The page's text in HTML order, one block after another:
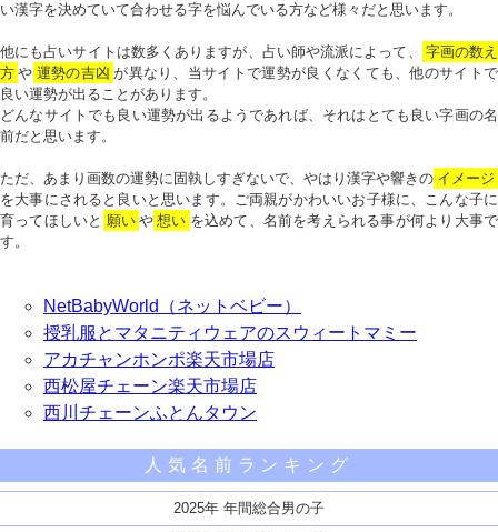
い漢字を決めていて合わせる字を悩んでいる方など様々だと思います。
他にも占いサイトは数多くありますが、占い師や流派によって、
字画の数え
方 や 運勢の吉凶 が異なり、当サイトで運勢が良くなくても、他のサイトで
良い運勢が出ることがあります。
どんなサイトでも良い運勢が出るようであれば、それはとても良い字画の名
前だと思います。
ただ、あまり画数の運勢に固執しすぎないで、やはり漢字や響きの イメージ
を大事にされると良いと思います。ご両親がかわいいお子様に、こんな子に
育ってほしいと 願い や 想い を込めて、名前を考えられる事が何より大事で
す。
NetBabyWorld（ネットベビー）
授乳服とマタニティウェアのスウィートマミー
アカチャンホンポ楽天市場店
西松屋チェーン楽天市場店
西川チェーンふとんタウン
人気名前ランキング
2025年 年間総合男の子